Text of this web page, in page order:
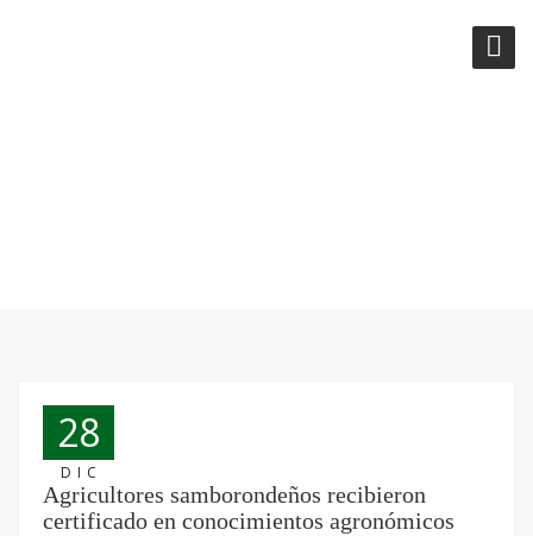
28
DIC
Agricultores samborondeños recibieron
certificado en conocimientos agronómicos